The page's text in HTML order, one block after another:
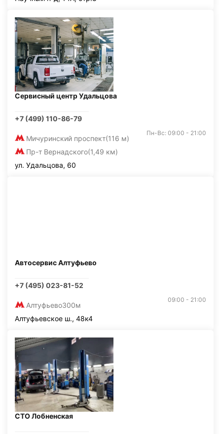
Сервисный центр Удальцова
+7 (499) 110-86-79
Мичуринский проспект(116 м)
Пр-т Вернадского(1,49 км)
Пн-Вс: 09:00 - 21:00
ул. Удальцова, 60
Автосервис Алтуфьево
+7 (495) 023-81-52
Алтуфьево300м
09:00 - 21:00
Алтуфьевское ш., 48к4
СТО Лобненская